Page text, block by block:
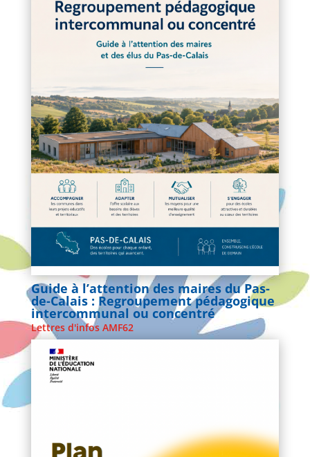
Guide à l’attention des maires du Pas-
de-Calais : Regroupement pédagogique
intercommunal ou concentré
Lettres d'infos AMF62